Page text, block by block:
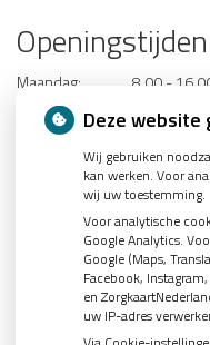
Openingstijden
Maandag:
8.00 -
Dinsdag:
Woensdag:
8.00 -
Donderdag:
8.00 -
8.00 -
Voor dringende
spoeddienst op
Deze website
Wij gebruiken
kan werken. Voor
wij uw toestemming.
Voor analytische
Google Analytics.
Google (Maps,
Facebook,
en
uw IP-adres